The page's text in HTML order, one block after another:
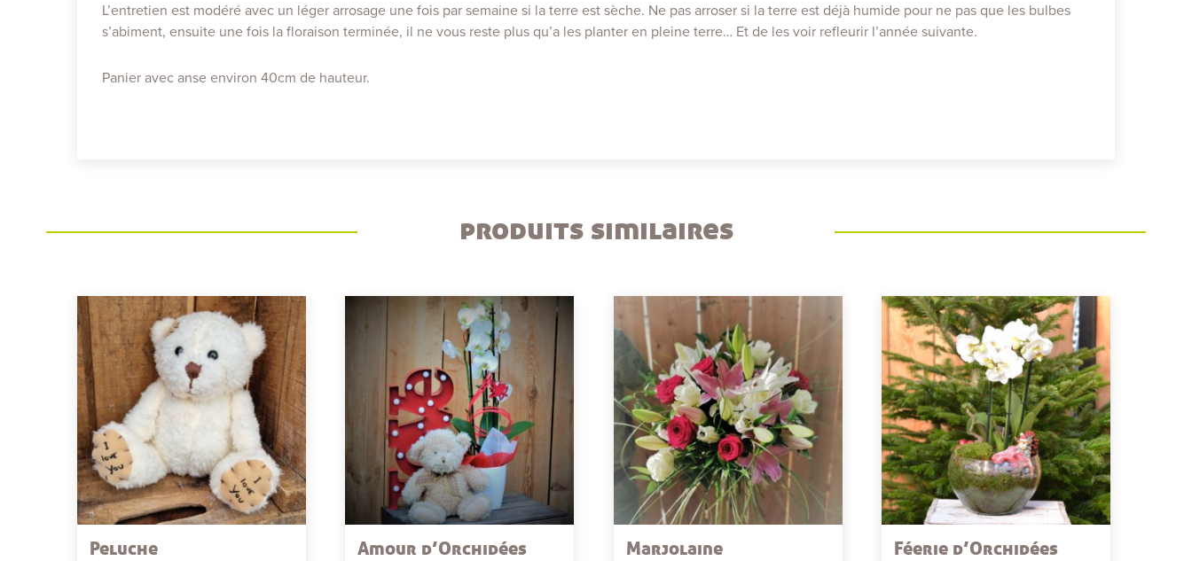
L’entretien est modéré avec un léger arrosage une fois par semaine si la terre est sèche. Ne pas arroser si la terre est déjà humide pour ne pas que les bulbes
s’abiment, ensuite une fois la floraison terminée, il ne vous reste plus qu’a les planter en pleine terre… Et de les voir refleurir l’année suivante.
Panier avec anse environ 40cm de hauteur.
produits similaires
Peluche
Amour d’Orchidées
Marjolaine
Féerie d’Orchidées